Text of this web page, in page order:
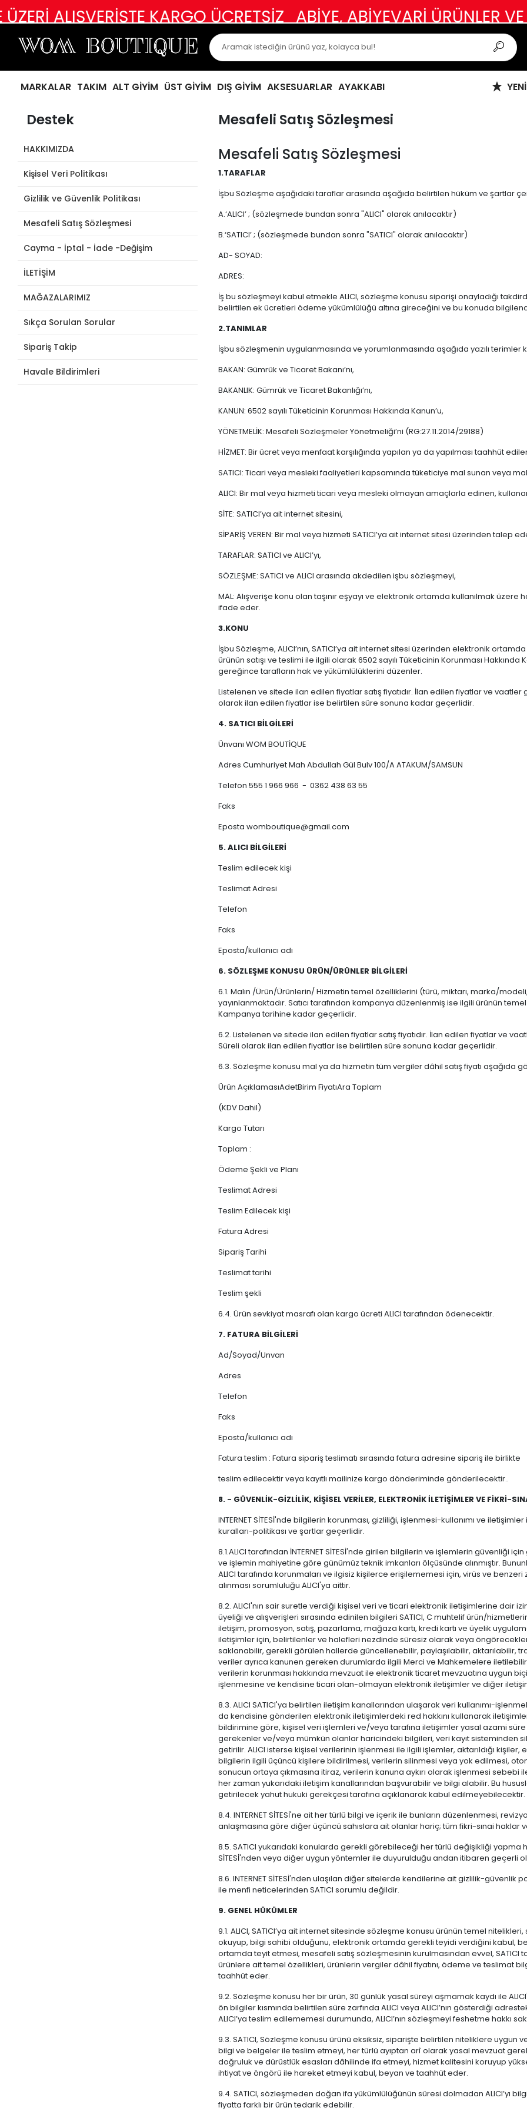
KARGO ÜCRETSİZ ABİYE, ABİYEVARİ ÜRÜNLER VE ÖZEL
MARKALAR TAKIM ALT GİYİM ÜST GİYİM DIŞ GİYİM AKSESUARLAR AYAKKABI
Destek
HAKKIMIZDA
Kişisel Veri Politikası
Gizlilik ve Güvenlik Politikası
Mesafeli Satış Sözleşmesi
Cayma - İptal - İade -Değişim
İLETİŞİM
MAĞAZALARIMIZ
Sıkça Sorulan Sorular
Sipariş Takip
Havale Bildirimleri
Mesafeli Satış Sözleşmesi
Mesafeli Satış Sözleşmesi
1.TARAFLAR
İşbu Sözleşme aşağıdaki taraflar arasında aşağıda belirtilen hüküm ve şartlar
A.‘ALICI’ ; (sözleşmede bundan sonra "ALICI" olarak anılacaktır)
B.‘SATICI’ ; (sözleşmede bundan sonra "SATICI" olarak anılacaktır)
AD- SOYAD:
ADRES:
İş bu sözleşmeyi kabul etmekle ALICI, sözleşme konusu siparişi onayladığı
belirtilen ek ücretleri ödeme yükümlülüğü altına gireceğini ve bu konuda
2.TANIMLAR
İşbu sözleşmenin uygulanmasında ve yorumlanmasında aşağıda yazılı terimler
BAKAN: Gümrük ve Ticaret Bakanı’nı,
BAKANLIK: Gümrük ve Ticaret Bakanlığı’nı,
KANUN: 6502 sayılı Tüketicinin Korunması Hakkında Kanun’u,
YÖNETMELİK: Mesafeli Sözleşmeler Yönetmeliği’ni (RG:27.11.2014/29188)
HİZMET: Bir ücret veya menfaat karşılığında yapılan ya da yapılması taahhüt
SATICI: Ticari veya mesleki faaliyetleri kapsamında tüketiciye mal sunan veya
ALICI: Bir mal veya hizmeti ticari veya mesleki olmayan amaçlarla edinen,
SİTE: SATICI’ya ait internet sitesini,
SİPARİŞ VEREN: Bir mal veya hizmeti SATICI’ya ait internet sitesi üzerinden talep
TARAFLAR: SATICI ve ALICI’yı,
SÖZLEŞME: SATICI ve ALICI arasında akdedilen işbu sözleşmeyi,
MAL: Alışverişe konu olan taşınır eşyayı ve elektronik ortamda kullanılmak
ifade eder.
3.KONU
İşbu Sözleşme, ALICI’nın, SATICI’ya ait internet sitesi üzerinden elektronik
ürünün satışı ve teslimi ile ilgili olarak 6502 sayılı Tüketicinin Korunması
gereğince tarafların hak ve yükümlülüklerini düzenler.
Listelenen ve sitede ilan edilen fiyatlar satış fiyatıdır. İlan edilen fiyatlar ve
olarak ilan edilen fiyatlar ise belirtilen süre sonuna kadar geçerlidir.
4. SATICI BİLGİLERİ
Ünvanı WOM BOUTİQUE
Adres Cumhuriyet Mah Abdullah Gül Bulv 100/A ATAKUM/SAMSUN
Telefon 555 1 966 966 - 0362 438 63 55
Faks
Epostawomboutique@gmail.com
5. ALICI BİLGİLERİ
Teslim edilecek kişi
Teslimat Adresi
Telefon
Faks
Eposta/kullanıcı adı
6. SÖZLEŞME KONUSU ÜRÜN/ÜRÜNLER BİLGİLERİ
6.1. Malın /Ürün/Ürünlerin/ Hizmetin temel özelliklerini (türü, miktarı, marka/
yayınlanmaktadır. Satıcı tarafından kampanya düzenlenmiş ise ilgili ürünün
Kampanya tarihine kadar geçerlidir.
6.2. Listelenen ve sitede ilan edilen fiyatlar satış fiyatıdır. İlan edilen fiyatlar ve
Süreli olarak ilan edilen fiyatlar ise belirtilen süre sonuna kadar geçerlidir.
6.3. Sözleşme konusu mal ya da hizmetin tüm vergiler dâhil satış fiyatı aşağıda
Ürün AçıklamasıAdetBirim FiyatıAra Toplam
(KDV Dahil)
Kargo Tutarı
Toplam :
Ödeme Şekli ve Planı
Teslimat Adresi
Teslim Edilecek kişi
Fatura Adresi
Sipariş Tarihi
Teslimat tarihi
Teslim şekli
6.4. Ürün sevkiyat masrafı olan kargo ücreti ALICI tarafından ödenecektir.
7. FATURA BİLGİLERİ
Ad/Soyad/Unvan
Adres
Telefon
Faks
Eposta/kullanıcı adı
Fatura teslim : Fatura sipariş teslimatı sırasında fatura adresine sipariş ile birlikte
teslim edilecektir veya kayıtlı mailinize kargo dönderiminde gönderilecektir..
8. - GÜVENLİK-GİZLİLİK, KİŞİSEL VERİLER, ELEKTRONİK İLETİŞİMLER VE FİKRİ-
INTERNET SİTESİ'nde bilgilerin korunması, gizliliği, işlenmesi-kullanımı ve
kuralları-politikası ve şartlar geçerlidir.
8.1.ALICI tarafından İNTERNET SİTESİ'nde girilen bilgilerin ve işlemlerin güvenliği
ve işlemin mahiyetine göre günümüz teknik imkanları ölçüsünde alınmıştır.
ALICI tarafında korunmaları ve ilgisiz kişilerce erişilememesi için, virüs ve
alınması sorumluluğu ALICI'ya aittir.
8.2. ALICI'nın sair suretle verdiği kişisel veri ve ticari elektronik iletişimlerine dair izin-
üyeliği ve alışverişleri sırasında edinilen bilgileri SATICI, C muhtelif ürün/
iletişim, promosyon, satış, pazarlama, mağaza kartı, kredi kartı ve üyelik
iletişimler için, belirtilenler ve halefleri nezdinde süresiz olarak veya
saklanabilir, gerekli görülen hallerde güncellenebilir, paylaşılabilir, aktarılabilir,
veriler ayrıca kanunen gereken durumlarda ilgili Merci ve Mahkemelere
verilerin korunması hakkında mevzuat ile elektronik ticaret mevzuatına uygun
işlenmesine ve kendisine ticari olan-olmayan elektronik iletişimler ve diğer
8.3. ALICI SATICI'ya belirtilen iletişim kanallarından ulaşarak veri kullanımı-
da kendisine gönderilen elektronik iletişimlerdeki red hakkını kullanarak
bildirimine göre, kişisel veri işlemleri ve/veya tarafına iletişimler yasal azami
gerekenler ve/veya mümkün olanlar haricindeki bilgileri, veri kayıt sisteminden
getirilir. ALICI isterse kişisel verilerinin işlenmesi ile ilgili işlemler, aktarıldığı
bilgilerin ilgili üçüncü kişilere bildirilmesi, verilerin silinmesi veya yok edilmesi,
sonucun ortaya çıkmasına itiraz, verilerin kanuna aykırı olarak işlenmesi
her zaman yukarıdaki iletişim kanallarından başvurabilir ve bilgi alabilir. Bu
getirilecek yahut hukuki gerekçesi tarafına açıklanarak kabul edilmeyebilecektir.
8.4. INTERNET SİTESİ'ne ait her türlü bilgi ve içerik ile bunların düzenlenmesi,
anlaşmasına göre diğer üçüncü sahıslara ait olanlar hariç; tüm fikri-sınai haklar
8.5. SATICI yukarıdaki konularda gerekli görebileceği her türlü değişikliği yapma
SİTESİ'nden veya diğer uygun yöntemler ile duyurulduğu andan itibaren geçerli
8.6. INTERNET SİTESİ'nden ulaşılan diğer sitelerde kendilerine ait gizlilik-
ile menfi neticelerinden SATICI sorumlu değildir.
9. GENEL HÜKÜMLER
9.1. ALICI, SATICI’ya ait internet sitesinde sözleşme konusu ürünün temel
okuyup, bilgi sahibi olduğunu, elektronik ortamda gerekli teyidi verdiğini kabul,
ortamda teyit etmesi, mesafeli satış sözleşmesinin kurulmasından evvel,
ürünlere ait temel özellikleri, ürünlerin vergiler dâhil fiyatını, ödeme ve teslimat
taahhüt eder.
9.2. Sözleşme konusu her bir ürün, 30 günlük yasal süreyi aşmamak kaydı ile
ön bilgiler kısmında belirtilen süre zarfında ALICI veya ALICI’nın gösterdiği
ALICI’ya teslim edilememesi durumunda, ALICI’nın sözleşmeyi feshetme hakkı
9.3. SATICI, Sözleşme konusu ürünü eksiksiz, siparişte belirtilen niteliklere uygun
bilgi ve belgeler ile teslim etmeyi, her türlü ayıptan arî olarak yasal mevzuat
doğruluk ve dürüstlük esasları dâhilinde ifa etmeyi, hizmet kalitesini koruyup
ihtiyat ve öngörü ile hareket etmeyi kabul, beyan ve taahhüt eder.
9.4. SATICI, sözleşmeden doğan ifa yükümlülüğünün süresi dolmadan ALICI’yı
fiyatta farklı bir ürün tedarik edebilir.